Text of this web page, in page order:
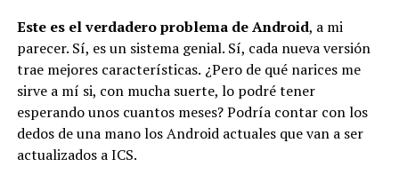
Este es el verdadero problema de Android, a mi
parecer. Sí, es un sistema genial. Sí, cada nueva versión
trae mejores características. ¿Pero de qué narices me
sirve a mí si, con mucha suerte, lo podré tener
esperando unos cuantos meses? Podría contar con los
dedos de una mano los Android actuales que van a ser
actualizados a ICS.